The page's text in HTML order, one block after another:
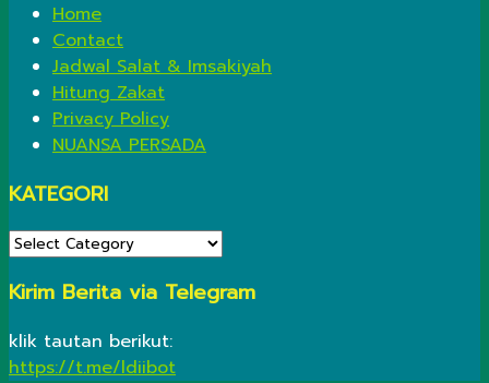
Home
Contact
Jadwal Salat & Imsakiyah
Hitung Zakat
Privacy Policy
NUANSA PERSADA
KATEGORI
KATEGORI
Kirim Berita via Telegram
klik tautan berikut:
https://t.me/ldiibot